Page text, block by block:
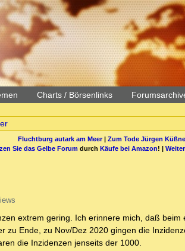
Charts / Börsenlinks
Fluchtburg autark am Meer| Zum Tode Jürgen
Sie das Gelbe Forum durch Käufe bei Amazon! |
extrem gering. Ich erinnere mich, daß
zu Ende, zu Nov/Dez 2020 gingen die
die Inzidenzen jenseits der 1000.